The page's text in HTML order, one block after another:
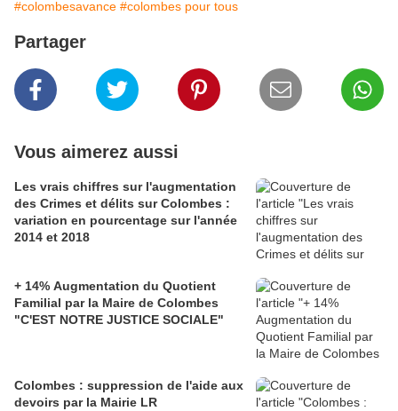
#colombesavance #colombes pour tous
Partager
Vous aimerez aussi
Les vrais chiffres sur l'augmentation
des Crimes et délits sur Colombes :
variation en pourcentage sur l'année
2014 et 2018
+ 14% Augmentation du Quotient
Familial par la Maire de Colombes
"C'EST NOTRE JUSTICE SOCIALE"
Colombes : suppression de l'aide aux
devoirs par la Mairie LR